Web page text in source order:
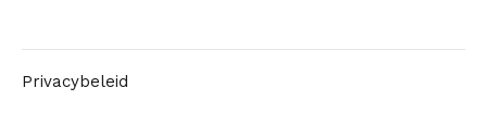
Privacybeleid